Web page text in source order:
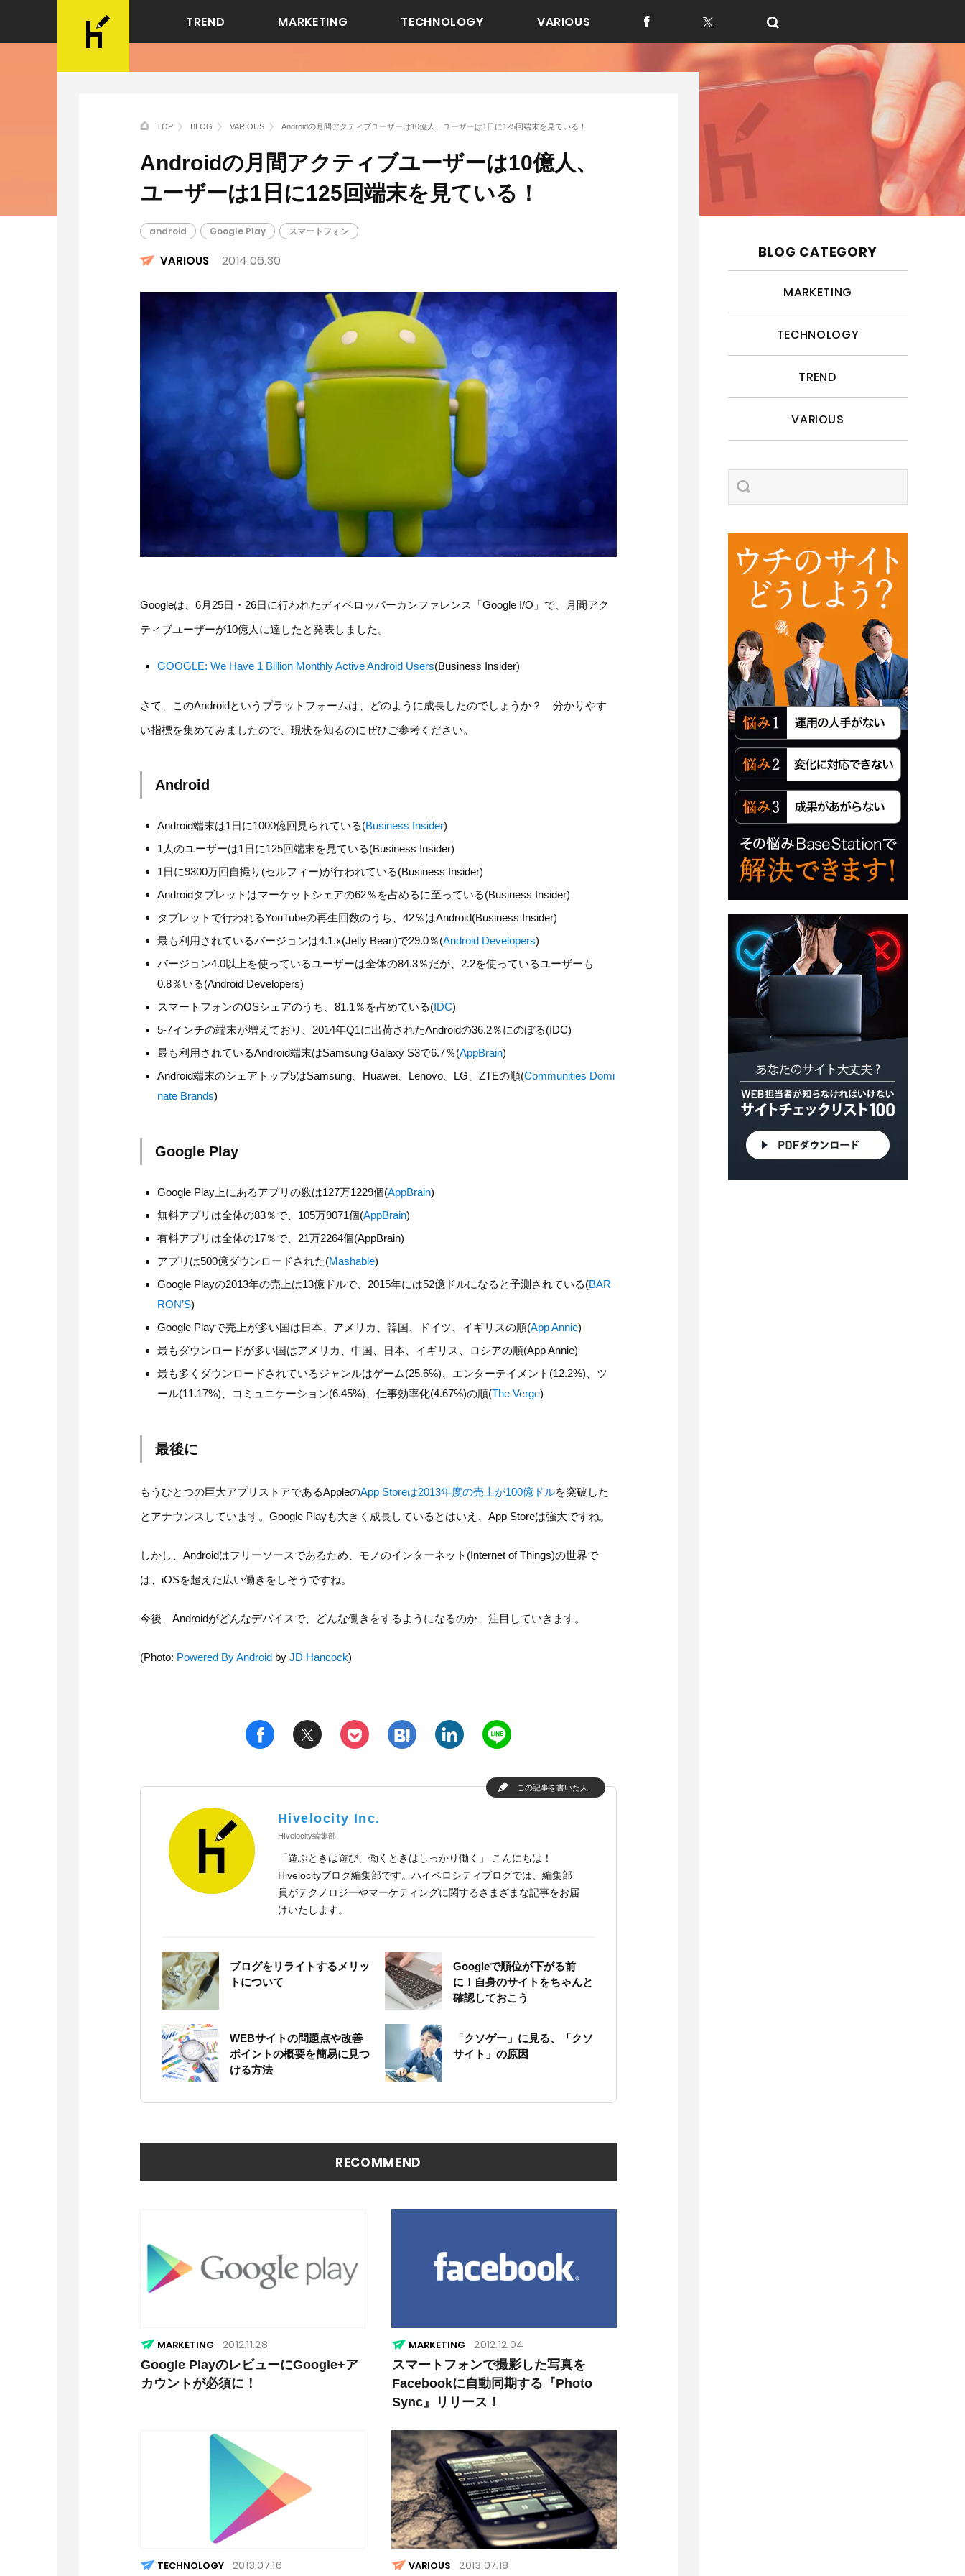
TREND MARKETING TECHNOLOGY VARIOUS f t
TOP BLOG VARIOUS Androidの月間アクティブユーザーは10億人、ユーザーは1日に125回端末を見ている！
Androidの月間アクティブユーザーは10億人、
ユーザーは1日に125回端末を見ている！
android Google Play スマートフォン
VARIOUS 2014.06.30
Googleは、6月25日・26日に行われたディベロッパーカンファレンス「Google I/O」で、月間アク
ティブユーザーが10億人に達したと発表しました。
GOOGLE: We Have 1 Billion Monthly Active Android Users(Business Insider)
さて、このAndroidというプラットフォームは、どのように成長したのでしょうか？ 分かりやす
い指標を集めてみましたので、現状を知るのにぜひご参考ください。
Android
Android端末は1日に1000億回見られている(Business Insider)
1人のユーザーは1日に125回端末を見ている(Business Insider)
1日に9300万回自撮り(セルフィー)が行われている(Business Insider)
Androidタブレットはマーケットシェアの62％を占めるに至っている(Business Insider)
タブレットで行われるYouTubeの再生回数のうち、42％はAndroid(Business Insider)
最も利用されているバージョンは4.1.x(Jelly Bean)で29.0％(Android Developers)
バージョン4.0以上を使っているユーザーは全体の84.3％だが、2.2を使っているユーザーも
0.8％いる(Android Developers)
スマートフォンのOSシェアのうち、81.1％を占めている(IDC)
5-7インチの端末が増えており、2014年Q1に出荷されたAndroidの36.2％にのぼる(IDC)
最も利用されているAndroid端末はSamsung Galaxy S3で6.7％(AppBrain)
Android端末のシェアトップ5はSamsung、Huawei、Lenovo、LG、ZTEの順(Communities Domi
nate Brands)
Google Play
Google Play上にあるアプリの数は127万1229個(AppBrain)
無料アプリは全体の83％で、105万9071個(AppBrain)
有料アプリは全体の17％で、21万2264個(AppBrain)
アプリは500億ダウンロードされた(Mashable)
Google Playの2013年の売上は13億ドルで、2015年には52億ドルになると予測されている(BAR
RON’S)
Google Playで売上が多い国は日本、アメリカ、韓国、ドイツ、イギリスの順(App Annie)
最もダウンロードが多い国はアメリカ、中国、日本、イギリス、ロシアの順(App Annie)
最も多くダウンロードされているジャンルはゲーム(25.6%)、エンターテイメント(12.2%)、ツ
ール(11.17%)、コミュニケーション(6.45%)、仕事効率化(4.67%)の順(The Verge)
最後に
もうひとつの巨大アプリストアであるAppleのApp Storeは2013年度の売上が100億ドルを突破した
とアナウンスしています。Google Playも大きく成長しているとはいえ、App Storeは強大ですね。
しかし、Androidはフリーソースであるため、モノのインターネット(Internet of Things)の世界で
は、iOSを超えた広い働きをしそうですね。
今後、Androidがどんなデバイスで、どんな働きをするようになるのか、注目していきます。
(Photo: Powered By Android by JD Hancock)
f t p h l n
この記事を書いた人
Hivelocity Inc.
HIvelocity編集部
「遊ぶときは遊び、働くときはしっかり働く」 こんにちは！
Hivelocityブログ編集部です。ハイベロシティブログでは、編集部
員がテクノロジーやマーケティングに関するさまざまな記事をお届
けいたします。
ブログをリライトするメリッ
トについて
Googleで順位が下がる前
に！自身のサイトをちゃんと
確認しておこう
WEBサイトの問題点や改善
ポイントの概要を簡易に見つ
ける方法
「クソゲー」に見る、「クソ
サイト」の原因
RECOMMEND
MARKETING
2012.11.28
Google PlayのレビューにGoogle+ア
カウントが必須に！
MARKETING
2012.12.04
スマートフォンで撮影した写真を
Facebookに自動同期する『Photo
Sync』リリース！
TECHNOLOGY 2013.07.16 VARIOUS 2013.07.18
BLOG CATEGORY
MARKETING
TECHNOLOGY
TREND
VARIOUS